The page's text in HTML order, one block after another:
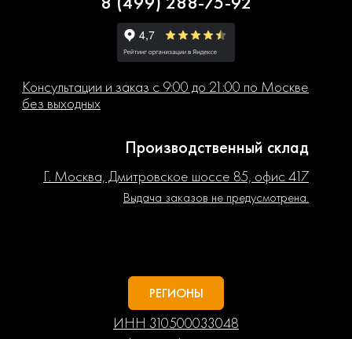
Консультации и заказ с 9:00 до 21:00 по Москве
без выходных
Производственный склад
Г. Москва, Дмитровское шоссе 85, офис 417
Выдача заказов не предусмотрена.
РЕГИОНЫ
ИНН 310500033048